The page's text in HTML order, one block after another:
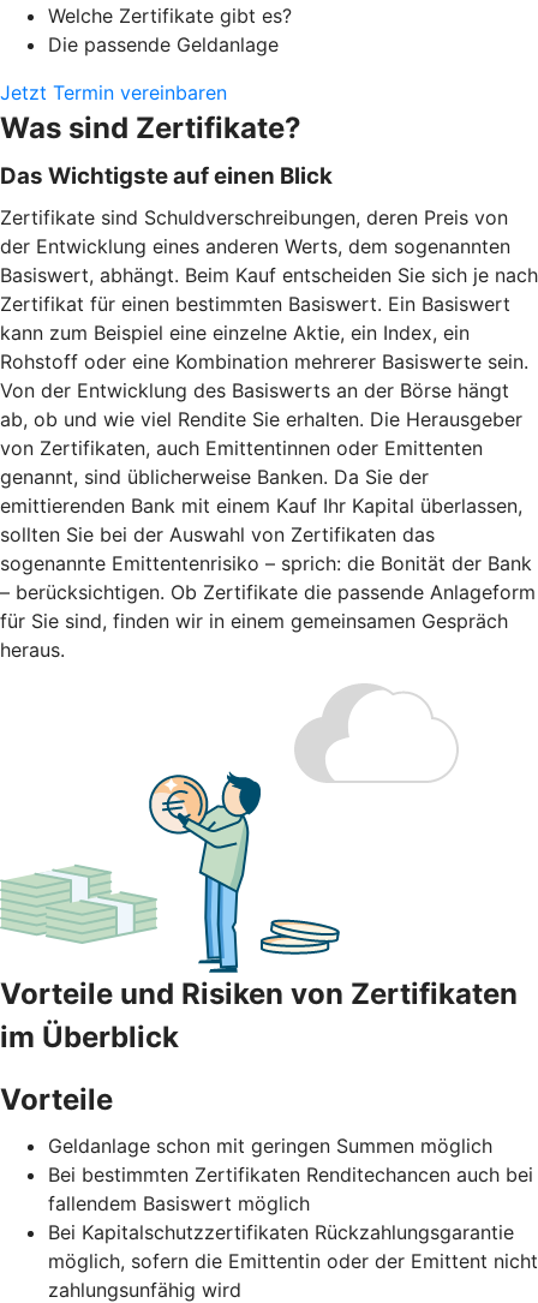
Welche Zertifikate gibt es?
Die passende Geldanlage
Jetzt Termin vereinbaren
Was sind Zertifikate?
Das Wichtigste auf einen Blick
Zertifikate sind Schuldverschreibungen, deren Preis von
der Entwicklung eines anderen Werts, dem sogenannten
Basiswert, abhängt. Beim Kauf entscheiden Sie sich je nach
Zertifikat für einen bestimmten Basiswert. Ein Basiswert
kann zum Beispiel eine einzelne Aktie, ein Index, ein
Rohstoff oder eine Kombination mehrerer Basiswerte sein.
Von der Entwicklung des Basiswerts an der Börse hängt
ab, ob und wie viel Rendite Sie erhalten. Die Herausgeber
von Zertifikaten, auch Emittentinnen oder Emittenten
genannt, sind üblicherweise Banken. Da Sie der
emittierenden Bank mit einem Kauf Ihr Kapital überlassen,
sollten Sie bei der Auswahl von Zertifikaten das
sogenannte Emittentenrisiko – sprich: die Bonität der Bank
– berücksichtigen. Ob Zertifikate die passende Anlageform
für Sie sind, finden wir in einem gemeinsamen Gespräch
heraus.
Vorteile und Risiken von Zertifikaten
im Überblick
Vorteile
Geldanlage schon mit geringen Summen möglich
Bei bestimmten Zertifikaten Renditechancen auch bei
fallendem Basiswert möglich
Bei Kapitalschutzzertifikaten Rückzahlungsgarantie
möglich, sofern die Emittentin oder der Emittent nicht
zahlungsunfähig wird